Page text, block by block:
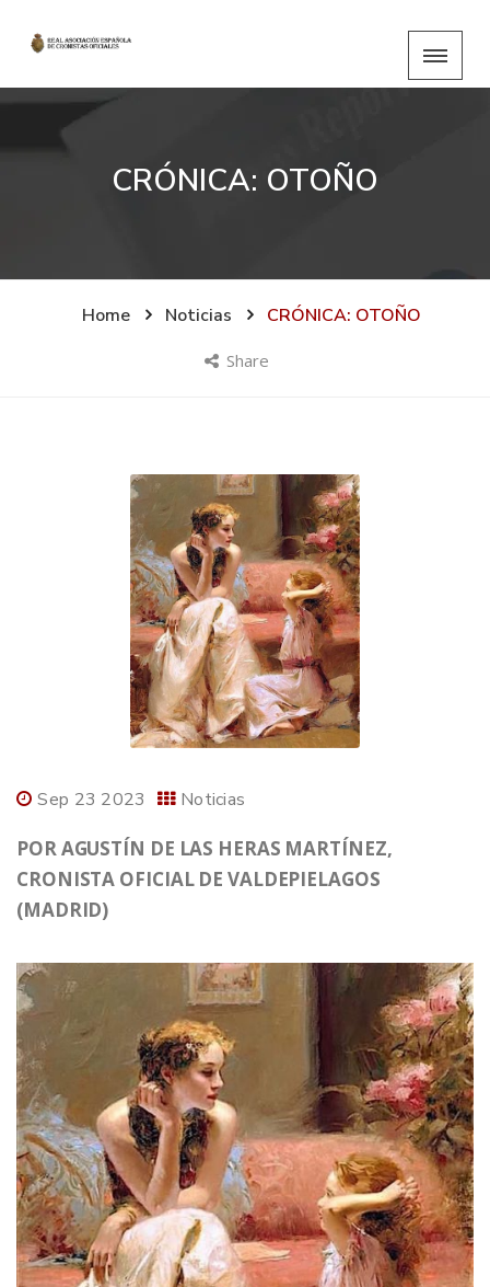
CRÓNICA: OTOÑO
Home Noticias CRÓNICA: OTOÑO
Share
Sep 23 2023 Noticias
POR AGUSTÍN DE LAS HERAS MARTÍNEZ,
CRONISTA OFICIAL DE VALDEPIELAGOS
(MADRID)